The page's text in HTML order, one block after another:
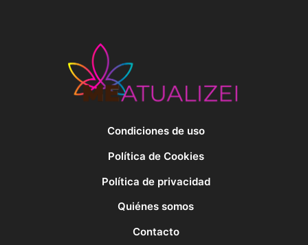
Condiciones de uso
Política de Cookies
Política de privacidad
Quiénes somos
Contacto